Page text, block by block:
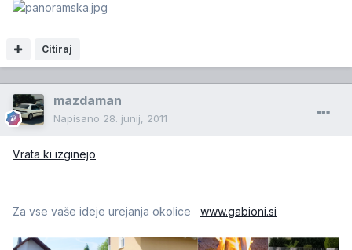
Citiraj
mazdaman
Napisano 28. junij, 2011
Vrata ki izginejo
Za vse vaše ideje urejanja okolice www.gabioni.si